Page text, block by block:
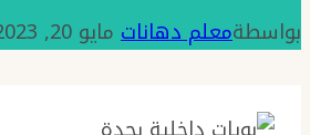
بواسطةمعلم دهانات مايو 20, 2023